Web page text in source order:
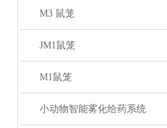
M3 鼠笼
JM1鼠笼
M1鼠笼
小动物智能雾化给药系统